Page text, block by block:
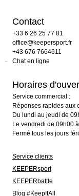
Contact
+33 6 26 25 77 81
office@keepersport.fr
+43 676 7664611
Chat en ligne
Horaires
Service commercial :
Réponses rapides aux
Du lundi au jeudi de
Le vendredi de 09h00
Fermé tous les jours
Service clients
KEEPERsport
KEEPERbattle
Blog #KeepItAll